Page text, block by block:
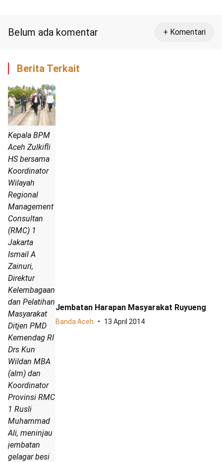
Belum ada komentar + Komentari
Berita Terkait
Kepala BPM
Aceh Zulkifli
HS bersama
Koordinator
Wilayah
Regional
Management
Consultan
(RMC) 1
Jakarta
Ismail A
Zainuri,
Direktur
Kelembagaan
dan Pelatihan
Masyarakat
Ditjen PMD
Kemendag RI
Drs Kun
Wildan MBA
(alm) dan
Koordinator
Provinsi RMC
1 Rusli
Muhammad
Ali, meninjau
jembatan
gelagar besi
Jembatan Harapan Masyarakat Ruyueng
Banda Aceh 13 April 2014